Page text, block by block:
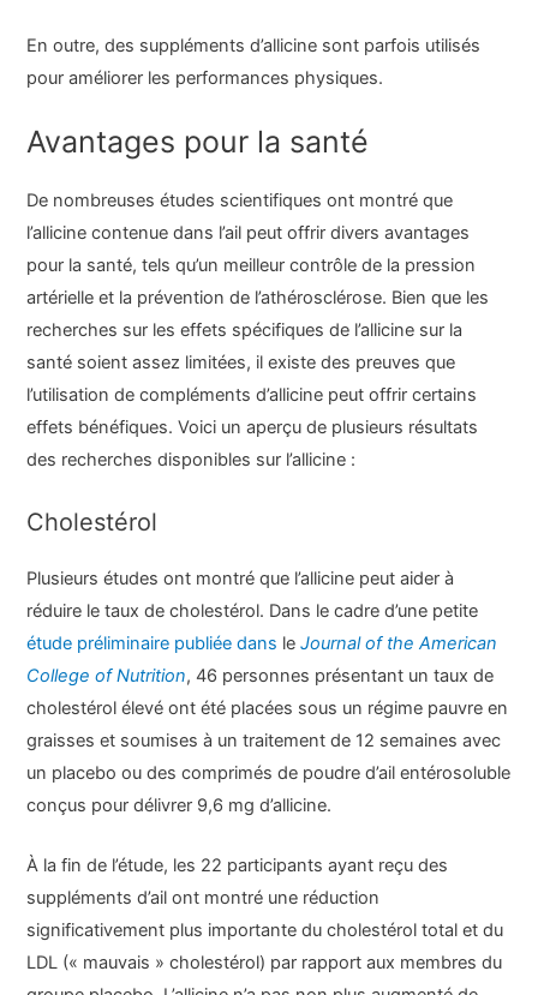
En outre, des suppléments d’allicine sont parfois utilisés
pour améliorer les performances physiques.
Avantages pour la santé
De nombreuses études scientifiques ont montré que
l’allicine contenue dans l’ail peut offrir divers avantages
pour la santé, tels qu’un meilleur contrôle de la pression
artérielle et la prévention de l’athérosclérose. Bien que les
recherches sur les effets spécifiques de l’allicine sur la
santé soient assez limitées, il existe des preuves que
l’utilisation de compléments d’allicine peut offrir certains
effets bénéfiques. Voici un aperçu de plusieurs résultats
des recherches disponibles sur l’allicine :
Cholestérol
Plusieurs études ont montré que l’allicine peut aider à
réduire le taux de cholestérol. Dans le cadre d’une petite
étude préliminaire publiée dans leJournal of the American
College of Nutrition, 46 personnes présentant un taux de
cholestérol élevé ont été placées sous un régime pauvre en
graisses et soumises à un traitement de 12 semaines avec
un placebo ou des comprimés de poudre d’ail entérosoluble
conçus pour délivrer 9,6 mg d’allicine.
À la fin de l’étude, les 22 participants ayant reçu des
suppléments d’ail ont montré une réduction
significativement plus importante du cholestérol total et du
LDL (« mauvais » cholestérol) par rapport aux membres du